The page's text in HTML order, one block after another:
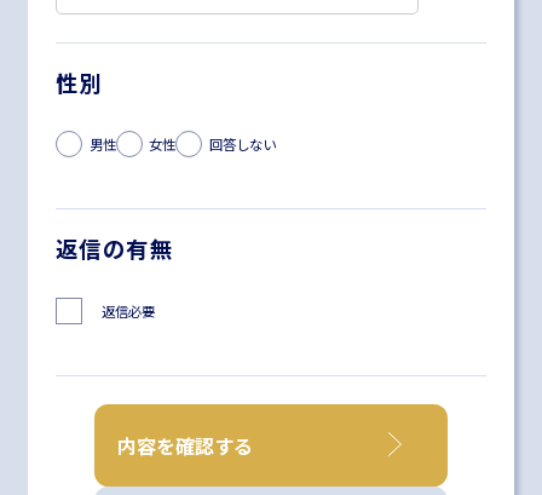
性別
男性 女性 回答しない
返信の有無
返信必要
内容を確認する